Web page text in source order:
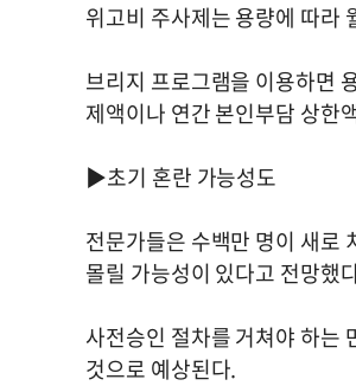
위고비 주사제는 용량에 따라
브리지 프로그램을 이용하면
제액이나 연간 본인부담 상한
▶초기 혼란 가능성도
전문가들은 수백만 명이 새로
몰릴 가능성이 있다고 전망했
사전승인 절차를 거쳐야 하는
것으로 예상된다.